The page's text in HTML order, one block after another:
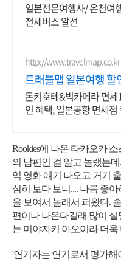
일본전문여행사/ 온천여
전세버스 알선
http://www.travelmap.co.kr
트래블맵 일본여행 할
여행 필수 쿠폰 다운
돈키호테&빅카메라 면
인 혜택, 일본공항 면세
Rookies에 나온 타카오카
의 남편인 걸 알고 놀랬는
익 영화 얘기 나오고 거기
심히 보다 보니.... 나름 좋
을 보여서 놀래서 퍼왔다.
편이나 나온다길래 많이 실
는 미야자키 아오이라 더
'연기자는 연기로서 평가해